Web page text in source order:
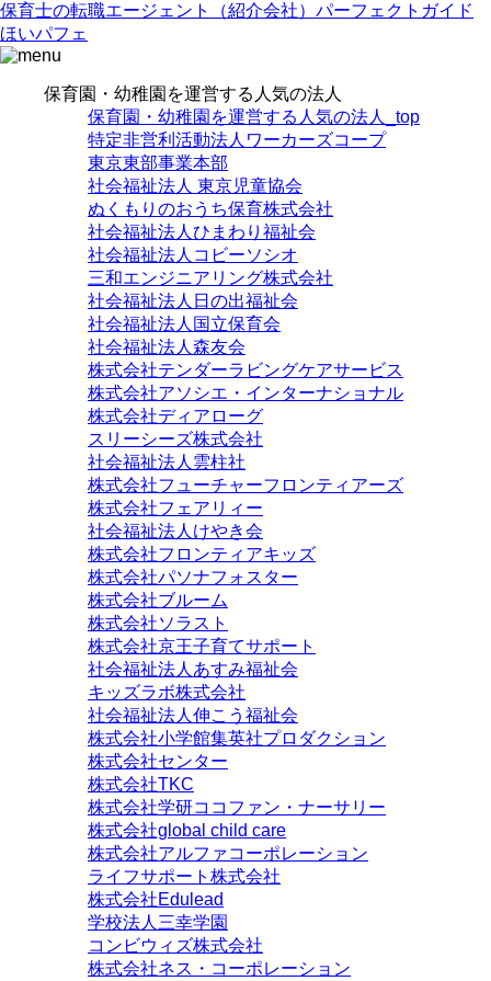
保育士の転職エージェント（紹介会社）パーフェクトガイド
ほいパフェ
保育園・幼稚園を運営する人気の法人
保育園・幼稚園を運営する人気の法人_top
特定非営利活動法人ワーカーズコープ
東京東部事業本部
社会福祉法人 東京児童協会
ぬくもりのおうち保育株式会社
社会福祉法人ひまわり福祉会
社会福祉法人コビーソシオ
三和エンジニアリング株式会社
社会福祉法人日の出福祉会
社会福祉法人国立保育会
社会福祉法人森友会
株式会社テンダーラビングケアサービス
株式会社アソシエ・インターナショナル
株式会社ディアローグ
スリーシーズ株式会社
社会福祉法人雲柱社
株式会社フューチャーフロンティアーズ
株式会社フェアリィー
社会福祉法人けやき会
株式会社フロンティアキッズ
株式会社パソナフォスター
株式会社ブルーム
株式会社ソラスト
株式会社京王子育てサポート
社会福祉法人あすみ福祉会
キッズラボ株式会社
社会福祉法人伸こう福祉会
株式会社小学館集英社プロダクション
株式会社センター
株式会社TKC
株式会社学研ココファン・ナーサリー
株式会社global child care
株式会社アルファコーポレーション
ライフサポート株式会社
株式会社Edulead
学校法人三幸学園
コンビウィズ株式会社
株式会社ネス・コーポレーション